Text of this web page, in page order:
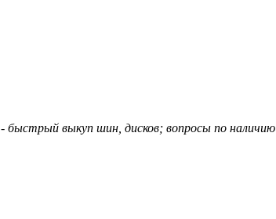
- быстрый выкуп шин, дисков; вопросы по наличию